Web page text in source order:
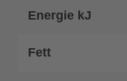
Energie kJ
Fett